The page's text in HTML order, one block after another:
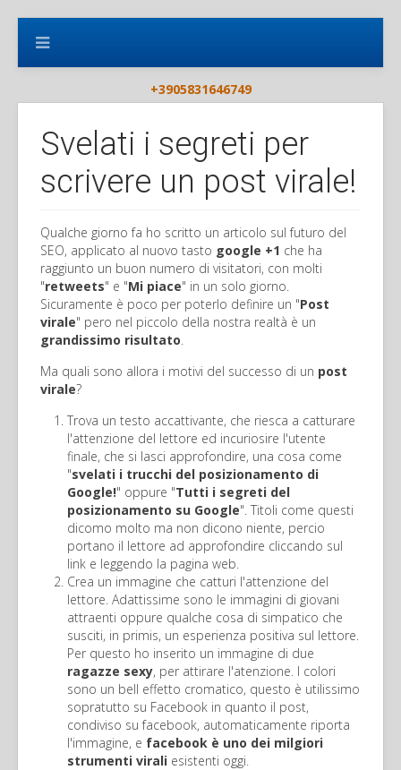
+3905831646749
Svelati i segreti per
scrivere un post virale!
Qualche giorno fa ho scritto un articolo sul futuro del
SEO, applicato al nuovo tasto google +1 che ha
raggiunto un buon numero di visitatori, con molti
"retweets" e "Mi piace" in un solo giorno.
Sicuramente è poco per poterlo definire un "Post
virale" pero nel piccolo della nostra realtà è un
grandissimo risultato.
Ma quali sono allora i motivi del successo di un post
virale?
Trova un testo accattivante, che riesca a catturare
l'attenzione del lettore ed incuriosire l'utente
finale, che si lasci approfondire, una cosa come
"svelati i trucchi del posizionamento di
Google!" oppure "Tutti i segreti del
posizionamento su Google". Titoli come questi
dicomo molto ma non dicono niente, percio
portano il lettore ad approfondire cliccando sul
link e leggendo la pagina web.
Crea un immagine che catturi l'attenzione del
lettore. Adattissime sono le immagini di giovani
attraenti oppure qualche cosa di simpatico che
susciti, in primis, un esperienza positiva sul lettore.
Per questo ho inserito un immagine di due
ragazze sexy, per attirare l'atenzione. I colori
sono un bell effetto cromatico, questo è utilissimo
sopratutto su Facebook in quanto il post,
condiviso su facebook, automaticamente riporta
l'immagine, e facebook è uno dei milgiori
strumenti virali esistenti oggi.